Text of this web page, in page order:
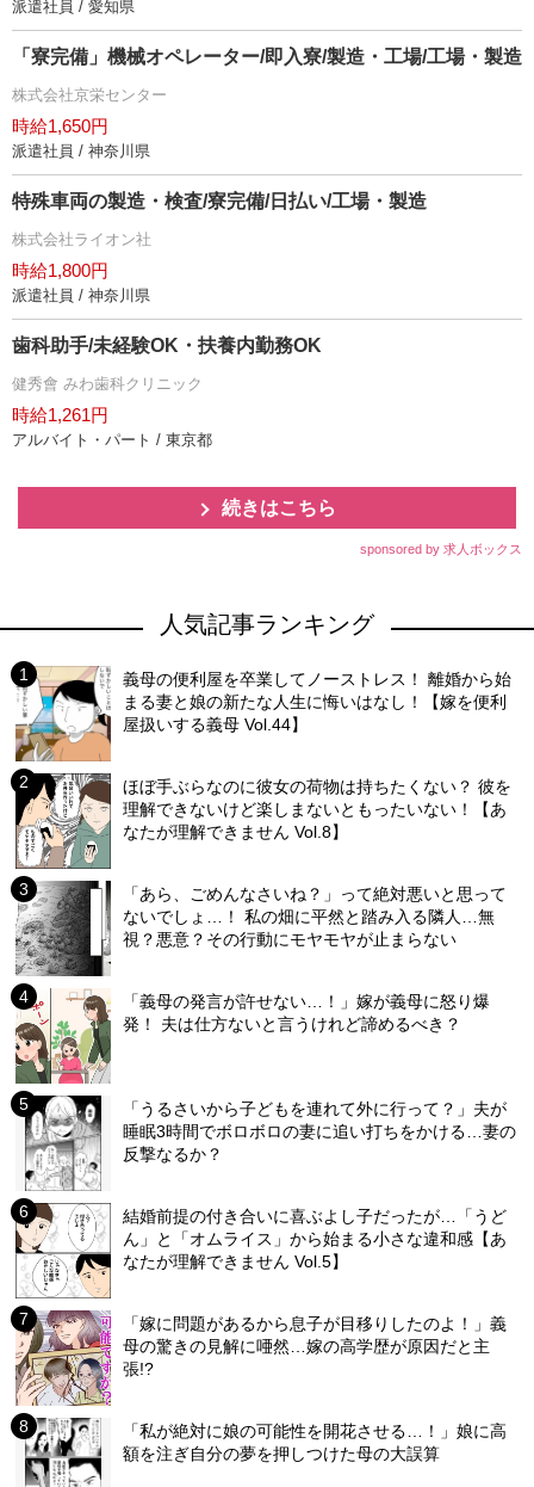
派遣社員 / 愛知県
「寮完備」機械オペレーター/即入寮/製造・工場/工場・製造
株式会社京栄センター
時給1,650円
派遣社員 / 神奈川県
特殊車両の製造・検査/寮完備/日払い/工場・製造
株式会社ライオン社
時給1,800円
派遣社員 / 神奈川県
歯科助手/未経験OK・扶養内勤務OK
健秀會 みわ歯科クリニック
時給1,261円
アルバイト・パート / 東京都
続きはこちら
sponsored by 求人ボックス
人気記事ランキング
義母の便利屋を卒業してノーストレス！ 離婚から始
まる妻と娘の新たな人生に悔いはなし！【嫁を便利
屋扱いする義母 Vol.44】
ほぼ手ぶらなのに彼女の荷物は持ちたくない？ 彼を
理解できないけど楽しまないともったいない！【あ
なたが理解できません Vol.8】
「あら、ごめんなさいね？」って絶対悪いと思って
ないでしょ…！ 私の畑に平然と踏み入る隣人…無
視？悪意？その行動にモヤモヤが止まらない
「義母の発言が許せない…！」嫁が義母に怒り爆
発！ 夫は仕方ないと言うけれど諦めるべき？
「うるさいから子どもを連れて外に行って？」夫が
睡眠3時間でボロボロの妻に追い打ちをかける…妻の
反撃なるか？
結婚前提の付き合いに喜ぶよし子だったが…「うど
ん」と「オムライス」から始まる小さな違和感【あ
なたが理解できません Vol.5】
「嫁に問題があるから息子が目移りしたのよ！」義
母の驚きの見解に唖然…嫁の高学歴が原因だと主
張!?
「私が絶対に娘の可能性を開花させる…！」娘に高
額を注ぎ自分の夢を押しつけた母の大誤算